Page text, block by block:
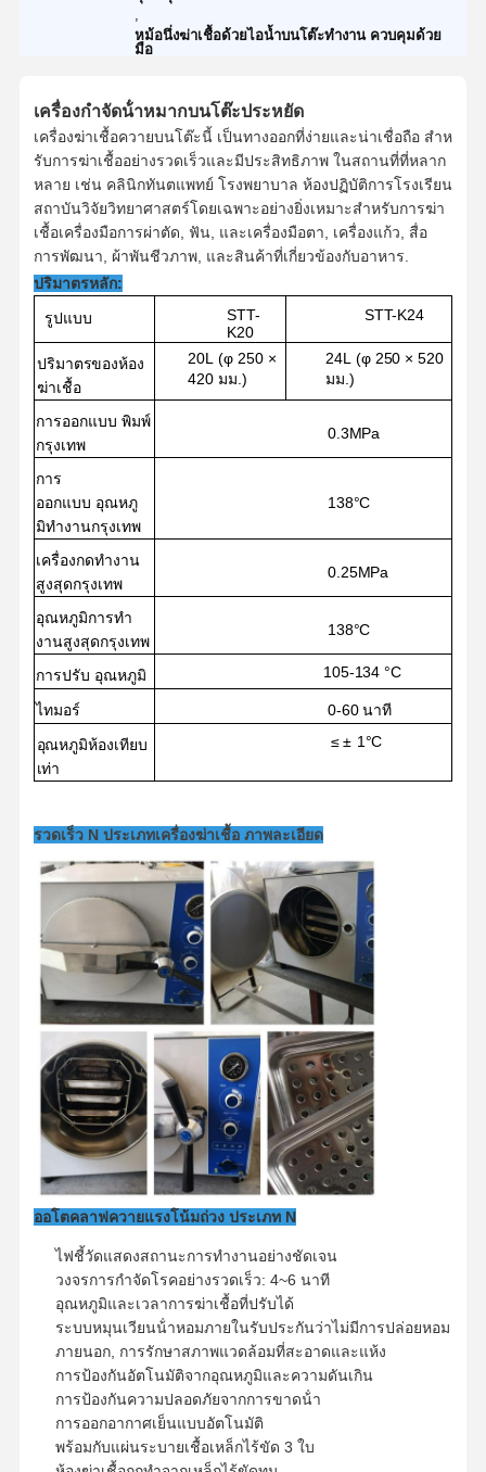
สินค้า วิดีโอ เกี่ยวกับเรา
ทัวร์โรงงาน
การควบคุม
คุณภาพ
ติดต่อเรา ข่าว
กรณี
เครื่องนึ่งฆ่าเชื้อแนวนอน
เครื่องนึ่งฆ่าเชื้อแนวตั้ง
ออโตคลาฟบนโต๊ะ
เครื่องนึ่งฆ่าเชื้อแบบพกพา
เครื่องฆ่าเชื้อพลาสมาอุณหภูมิต่ำ
หม้อนึ่งฆ่าเชื้อด้วยไอน้ำบนโต๊ะทำงาน ควบคุมด้วย
มือ
เครื่องกําจัดน้ําหมากบนโต๊ะประหยัด
เครื่องฆ่าเชื้อควายบนโต๊ะนี้ เป็นทางออกที่ง่ายและน่าเชื่อถือ สําห
รับการฆ่าเชื้ออย่างรวดเร็วและมีประสิทธิภาพ ในสถานที่ที่หลาก
หลาย เช่น คลินิกทันตแพทย์ โรงพยาบาล ห้องปฏิบัติการโรงเรียน
สถาบันวิจัยวิทยาศาสตร์โดยเฉพาะอย่างยิ่งเหมาะสําหรับการฆ่า
เชื้อเครื่องมือการผ่าตัด, ฟัน, และเครื่องมือตา, เครื่องแก้ว, สื่อ
การพัฒนา, ผ้าพันชีวภาพ, และสินค้าที่เกี่ยวข้องกับอาหาร.
ปริมาตรหลัก:
รูปแบบ
STT-
K20
STT-K24
ปริมาตรของห้อง
ฆ่าเชื้อ
20L (φ 250 ×
420 มม. )
24L (φ 250 × 520
มม. )
การออกแบบ พิมพ์
กรุงเทพ
0. 3MPa
การ
ออกแบบ อุณหภู
มิทํางานกรุงเทพ
138°C
เครื่องกดทํางาน
สูงสุดกรุงเทพ
0. 25MPa
อุณหภูมิการทํา
งานสูงสุดกรุงเทพ
138°C
การปรับ อุณหภูมิ 105-134 °C
ไทมอร์
0-60 นาที
อุณหภูมิห้องเทียบ
เท่า
≤ ± 1°C
แหล่ง
แผ่นกําจัดโรค
มิลลิเมตร (3
ชิ้น)
มิลลิเมตร (3 pi)
ขนาด
480 × 480 ×
384
มิลลิเมตร
580 × 480 ×
384 มิลลิเมตร
ขนาดของบรรจุ
ขนาด 700 ×
580 × 500
กว้าง
800×580×500
มิลลิเมตร
ก.ส.ส. / น.ส.
44/40
kg
50/45 kg
รวดเร็ว N ประเภทเครื่องฆ่าเชื้อ ภาพละเอียด
ออโตคลาฟควายแรงโน้มถ่วง ประเภท N
ไฟชี้วัดแสดงสถานะการทํางานอย่างชัดเจน
วงจรการกําจัดโรคอย่างรวดเร็ว: 4~6 นาที
อุณหภูมิและเวลาการฆ่าเชื้อที่ปรับได้
ระบบหมุนเวียนน้ําหอมภายในรับประกันว่าไม่มีการปล่อยหอม
ภายนอก, การรักษาสภาพแวดล้อมที่สะอาดและแห้ง
การป้องกันอัตโนมัติจากอุณหภูมิและความดันเกิน
การป้องกันความปลอดภัยจากการขาดน้ํา
การออกอากาศเย็นแบบอัตโนมัติ
พร้อมกับแผ่นระบายเชื้อเหล็กไร้ขัด 3 ใบ